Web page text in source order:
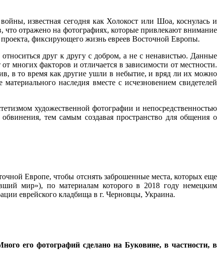
известная сегодня как Холокост или Шоа, коснулась и
что отражено на фотографиях, которые привлекают внимание
проекта, фиксирующего жизнь евреев Восточной Европы.
друг к другу с добром, а не с ненавистью. Данные
многих факторов и отличается в зависимости от местности.
в то время как другие ушли в небытие, и вряд ли их можно
наследия вместе с исчезновением свидетелей
художественной фотографии и непосредственностью
тем самым создавая пространство для общения о
Европе, чтобы отснять заброшенные места, которых еще
мир»), по материалам которого в 2018 году немецким
еврейского кладбища в г. Черновцы, Украина.
его фотографий сделано на Буковине, в частности, в